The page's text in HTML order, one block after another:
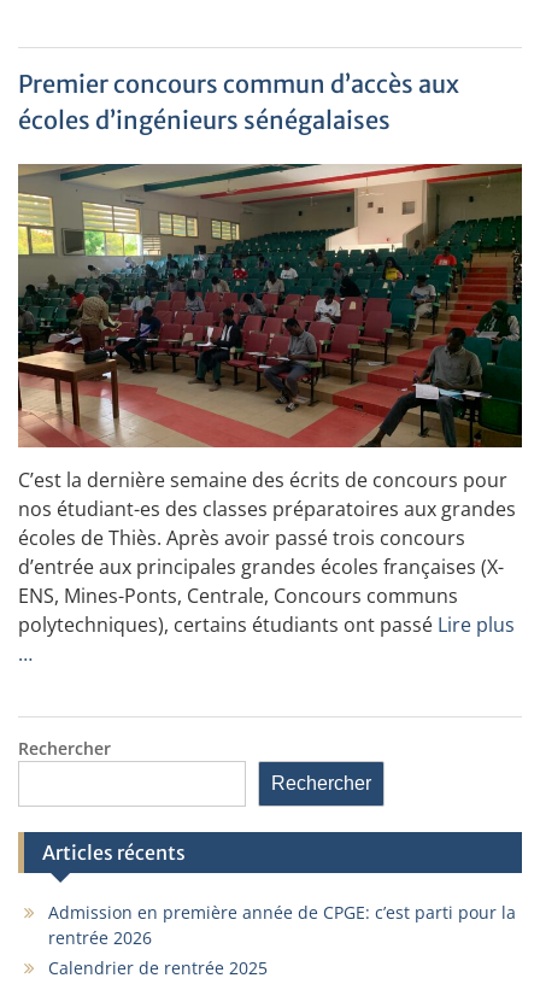
Premier concours commun d’accès aux
écoles d’ingénieurs sénégalaises
C’est la dernière semaine des écrits de concours pour
nos étudiant-es des classes préparatoires aux grandes
écoles de Thiès. Après avoir passé trois concours
d’entrée aux principales grandes écoles françaises (X-
ENS, Mines-Ponts, Centrale, Concours communs
polytechniques), certains étudiants ont passé Lire plus
…
Rechercher
Rechercher
Articles récents
Admission en première année de CPGE: c’est parti pour la
rentrée 2026
Calendrier de rentrée 2025